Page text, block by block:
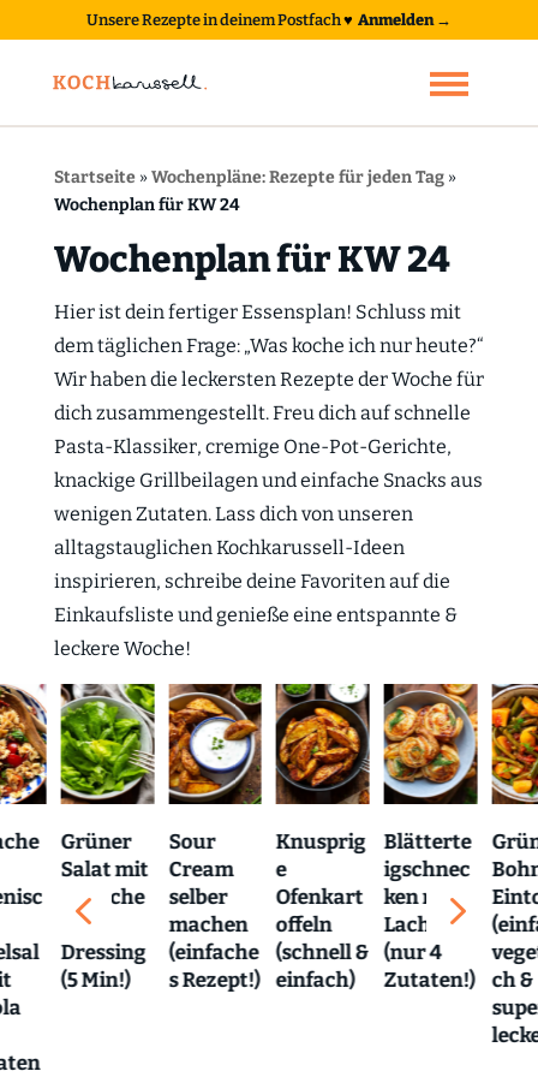
Unsere Rezepte in deinem Postfach♥ Anmelden →
Startseite»Wochenpläne: Rezepte für jeden Tag»
Wochenplan für KW 24
Wochenplan für KW 24
Hier ist dein fertiger Essensplan! Schluss mit
dem täglichen Frage: „Was koche ich nur heute?“
Wir haben die leckersten Rezepte der Woche für
dich zusammengestellt. Freu dich auf schnelle
Pasta-Klassiker, cremige One-Pot-Gerichte,
knackige Grillbeilagen und einfache Snacks aus
wenigen Zutaten. Lass dich von unseren
alltagstauglichen Kochkarussell-Ideen
inspirieren, schreibe deine Favoriten auf die
Einkaufsliste und genieße eine entspannte &
leckere Woche!
Grüner
Salat mit
einfache
Dressing
(5 Min!)
Sour
Cream
selber
machen
(einfache
s Rezept!)
Knusprig
e
Ofenkart
offeln
(schnell &
einfach)
Blätterte
igschnec
ken mit
Lachs
(nur 4
Zutaten!)
ch &
4 5